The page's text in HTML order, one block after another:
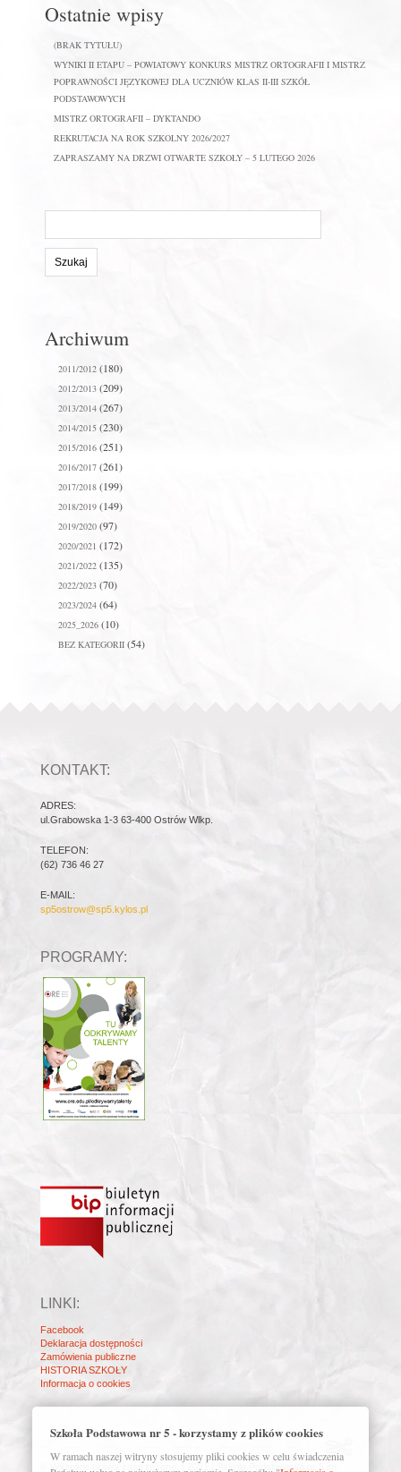
Ostatnie wpisy
(BRAK TYTUŁU)
WYNIKI II ETAPU – POWIATOWY KONKURS MISTRZ ORTOGRAFII I MISTRZ
POPRAWNOŚCI JĘZYKOWEJ DLA UCZNIÓW KLAS II-III SZKÓŁ
PODSTAWOWYCH
MISTRZ ORTOGRAFII – DYKTANDO
REKRUTACJA NA ROK SZKOLNY 2026/2027
ZAPRASZAMY NA DRZWI OTWARTE SZKOŁY – 5 LUTEGO 2026
stronie:
Archiwum
2011/2012 (180)
2012/2013(209)
2013/2014(267)
2014/2015(230)
2015/2016(251)
2016/2017(261)
2017/2018(199)
2018/2019(149)
2019/2020(97)
2020/2021 (172)
2021/2022(135)
2022/2023(70)
2023/2024(64)
2025_2026(10)
BEZ KATEGORII(54)
KONTAKT:
ADRES:
ul.Grabowska 1-3 63-400 Ostrów Wlkp.
TELEFON:
(62) 736 46 27
E-MAIL:
sp5ostrow@sp5.kylos.pl
PROGRAMY:
LINKI:
Facebook
Deklaracja dostępności
Zamówienia publiczne
HISTORIA SZKOŁY
Informacja o cookies
© Wszelkie prawa zastrzeżone. | 2021 | Szkoła Podstawowa nr 5 im.
Szkoła Podstawowa nr 5 - korzystamy z plików cookies
W ramach naszej witryny stosujemy pliki cookies w celu świadczenia